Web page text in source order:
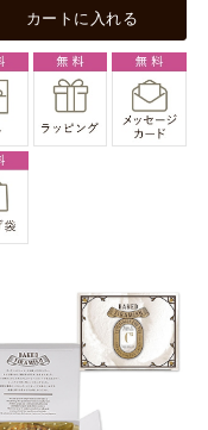
カートに入れる